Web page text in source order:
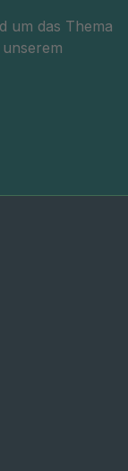
um das Thema